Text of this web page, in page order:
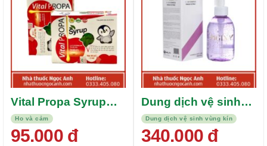
Ho và cảm
Vital Propa Syrup
(Hộp 30 gói x 5ml)
95.000đ
Dung dịch vệ sinh vùng kín
Dung dịch vệ sinh
Pigina 150ml
340.000đ